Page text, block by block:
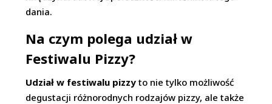
dania.
Na czym polega udział w
Festiwalu Pizzy?
Udział w festiwalu pizzy to nie tylko możliwość
degustacji różnorodnych rodzajów pizzy, ale także